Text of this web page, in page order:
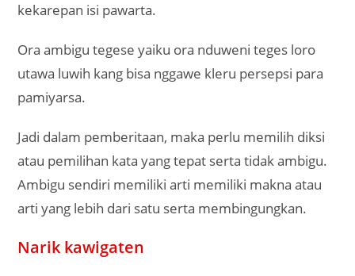
kekarepan isi pawarta.
Ora ambigu tegese yaiku ora nduweni teges loro
utawa luwih kang bisa nggawe kleru persepsi para
pamiyarsa.
Jadi dalam pemberitaan, maka perlu memilih diksi
atau pemilihan kata yang tepat serta tidak ambigu.
Ambigu sendiri memiliki arti memiliki makna atau
arti yang lebih dari satu serta membingungkan.
Narik kawigaten